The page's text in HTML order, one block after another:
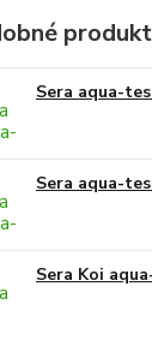
Sera aqua-
Sera aqua-
Sera Koi